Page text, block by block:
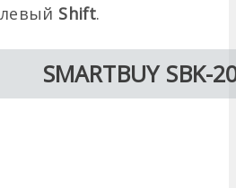
Shift.
SMARTBUY SBK-